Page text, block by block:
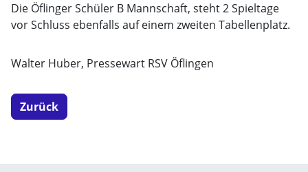
Die Öflinger Schüler B Mannschaft, steht 2 Spieltage
vor Schluss ebenfalls auf einem zweiten Tabellenplatz.
Walter Huber, Pressewart RSV Öflingen
Zurück